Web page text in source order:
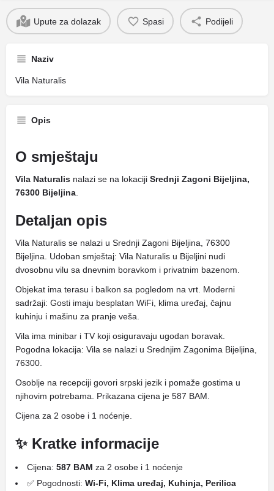
Upute za dolazak Spasi Podijeli
Naziv
Vila Naturalis
Opis
O smještaju
Vila Naturalis nalazi se na lokaciji Srednji Zagoni Bijeljina,
76300 Bijeljina
Detaljan opis
Vila Naturalis se nalazi u Srednji Zagoni Bijeljina, 76300
Bijeljina. Udoban smještaj: Vila Naturalis u Bijeljini nudi
dvosobnu vilu sa dnevnim boravkom i privatnim bazenom.
Objekat ima terasu i balkon sa pogledom na vrt. Moderni
sadržaji: Gosti imaju besplatan WiFi, klima uređaj, čajnu
kuhinju i mašinu za pranje veša.
Vila ima minibar i TV koji osiguravaju ugodan boravak.
Pogodna lokacija: Vila se nalazi u Srednjim Zagonima Bijeljina,
76300.
Osoblje na recepciji govori srpski jezik i pomaže gostima u
njihovim potrebama. Prikazana cijena je 587 BAM.
Cijena za 2 osobe i 1 noćenje.
✨ Kratke informacije
Cijena: 587 BAM za 2 osobe i 1 noćenje
✅ Pogodnosti: Wi-Fi, Klima uređaj, Kuhinja, Perilica